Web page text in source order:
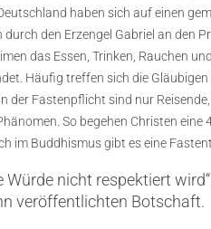
haben sich auf einen
den Erzengel Gabriel an den
das Essen, Trinken, Rauchen
Häufig treffen sich die
der Fastenpflicht sind nur
So begehen Christen
im Buddhismus gibt es eine
Würde nicht respektiert
veröffentlichten Botschaft.